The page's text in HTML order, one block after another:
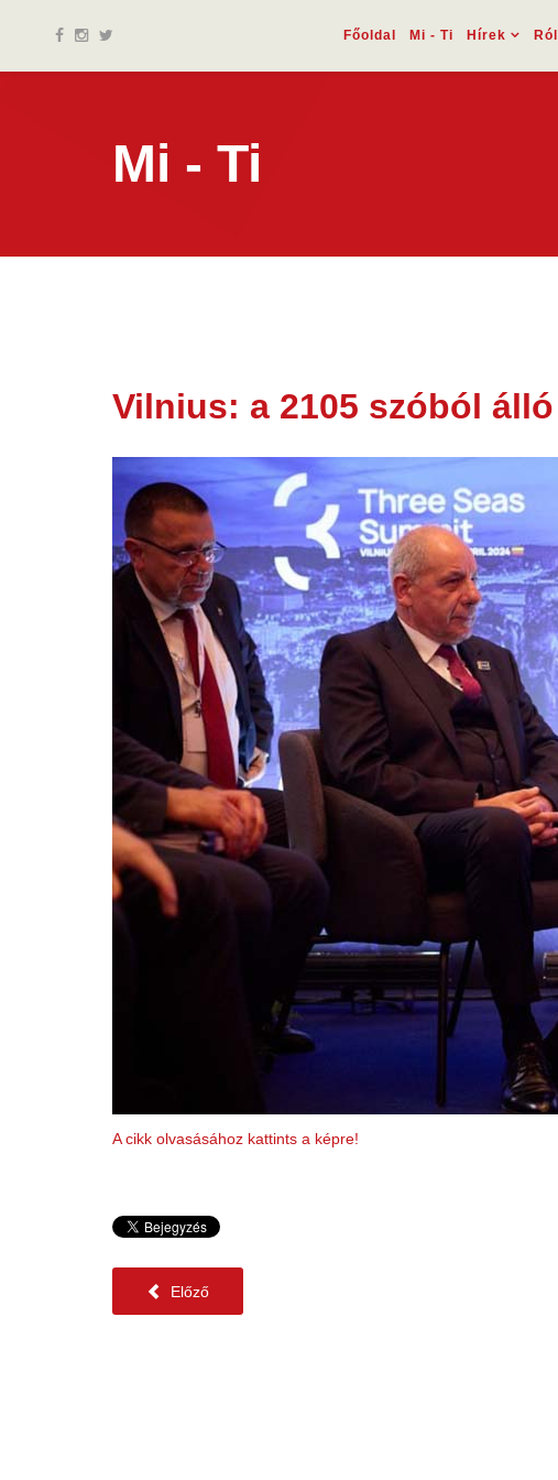
Főoldal Mi - Ti Hírek
Mi - Ti
12 ápr.
2024
Vilnius: a 2105 szóból
A cikk olvasásához kattints a képre!
Előző